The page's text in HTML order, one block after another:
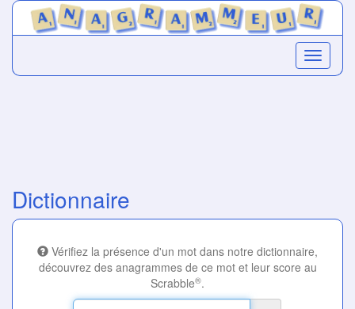
Dictionnaire
Vérifiez la présence d'un mot dans notre dictionnaire,
découvrez des anagrammes de ce mot et leur score au
Scrabble®.